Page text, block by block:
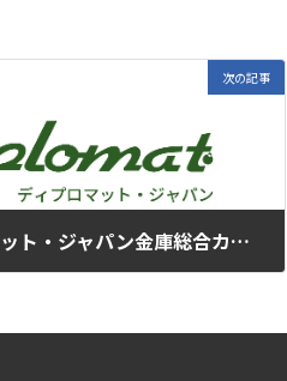
次の記事
『ディプロマット・ジャパン金庫総合カタログ2025』発刊のお知らせ